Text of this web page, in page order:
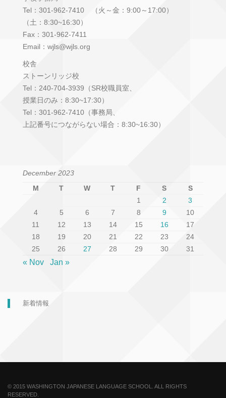
Tel：301-962-7410 （火～金：9:00～17:00）
（土：8:30~16:30）
Fax：301-962-7411
Email：wjls@wjls.org
校舎
ストーンリッジ校
Tel：240-704-3939（SR校職員室、
授業日のみ：8:30~17:30）
Tel：301-962-7410（事務局、
上記番号につながらない場合：8:30~16:30）
December 2023
M
T W T F S
S
1
2
3
4
5 6 7 8 9
10
11
12 13 14 15 16
17
18
19 20 21 22 23
24
25
26 27 28 29 30 31
« Nov Jan »
新着情報
© 2015 WASHINGTON JAPANESE LANGUAGE SCHOOL. ALL RIGHTS
RESERVED.